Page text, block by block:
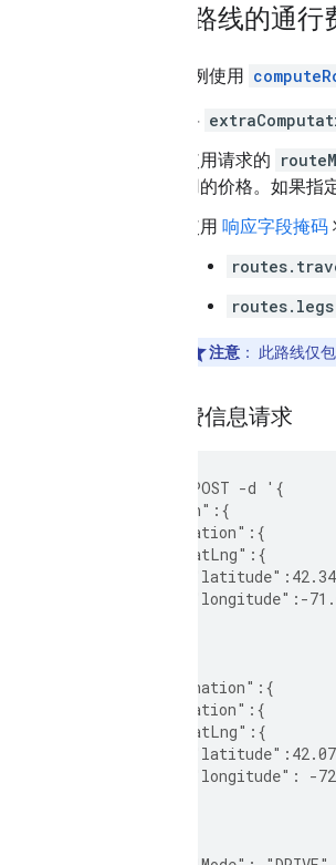
计算路线的通行
以下示例使用
将
使用请求的
用的价格。如果指
使用 响应字段掩码
注意 ： 此路线仅
通行费信息请求
curl -X POST -d '{
  "origin":{
    "location":{
      "latLng":{
"longitude":-
  "destination":{
    "location":{
      "latLng":{
"longitude": -